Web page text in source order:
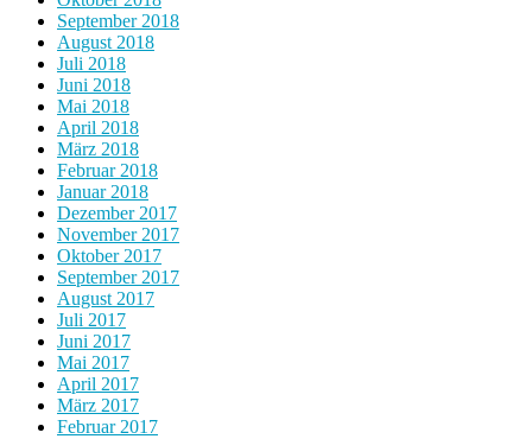
September 2018
August 2018
Juli 2018
Juni 2018
Mai 2018
April 2018
März 2018
Februar 2018
Januar 2018
Dezember 2017
November 2017
Oktober 2017
September 2017
August 2017
Juli 2017
Juni 2017
Mai 2017
April 2017
März 2017
Februar 2017